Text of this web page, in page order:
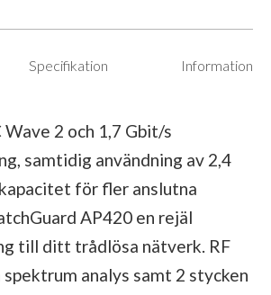
Specifikation Information
2 och 1,7 Gbit/s
samtidig användning av 2,4
för fler anslutna
AP420 en rejäl
till ditt trådlösa nätverk. RF
analys samt 2 stycken